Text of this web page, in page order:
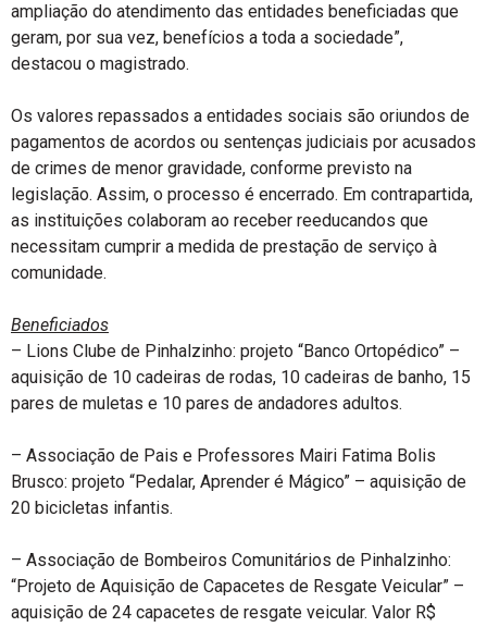
ampliação do atendimento das entidades beneficiadas que
geram, por sua vez, benefícios a toda a sociedade”,
destacou o magistrado.
Os valores repassados a entidades sociais são oriundos de
pagamentos de acordos ou sentenças judiciais por acusados
de crimes de menor gravidade, conforme previsto na
legislação. Assim, o processo é encerrado. Em contrapartida,
as instituições colaboram ao receber reeducandos que
necessitam cumprir a medida de prestação de serviço à
comunidade.
Beneficiados
– Lions Clube de Pinhalzinho: projeto “Banco Ortopédico” –
aquisição de 10 cadeiras de rodas, 10 cadeiras de banho, 15
pares de muletas e 10 pares de andadores adultos.
– Associação de Pais e Professores Mairi Fatima Bolis
Brusco: projeto “Pedalar, Aprender é Mágico” – aquisição de
20 bicicletas infantis.
– Associação de Bombeiros Comunitários de Pinhalzinho:
“Projeto de Aquisição de Capacetes de Resgate Veicular” –
aquisição de 24 capacetes de resgate veicular. Valor R$